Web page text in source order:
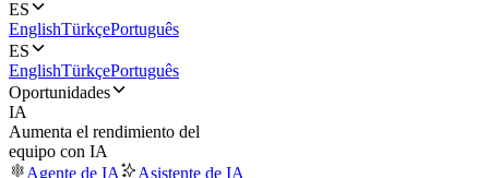
ES
EnglishTürkçePortuguês
ES
EnglishTürkçePortuguês
Oportunidades
IA
Aumenta el rendimiento del
equipo con IA
Agente de IA
Asistente de IA